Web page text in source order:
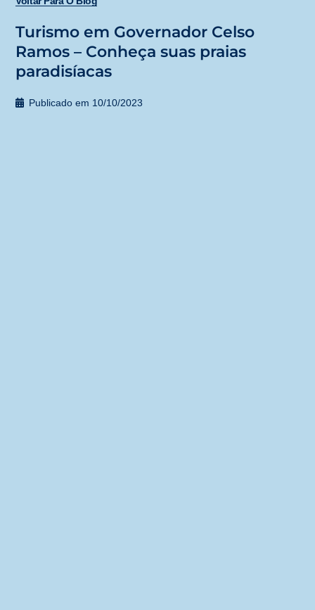
Turismo em Governador Celso
Ramos – Conheça suas praias
paradisíacas
Publicado em 10/10/2023